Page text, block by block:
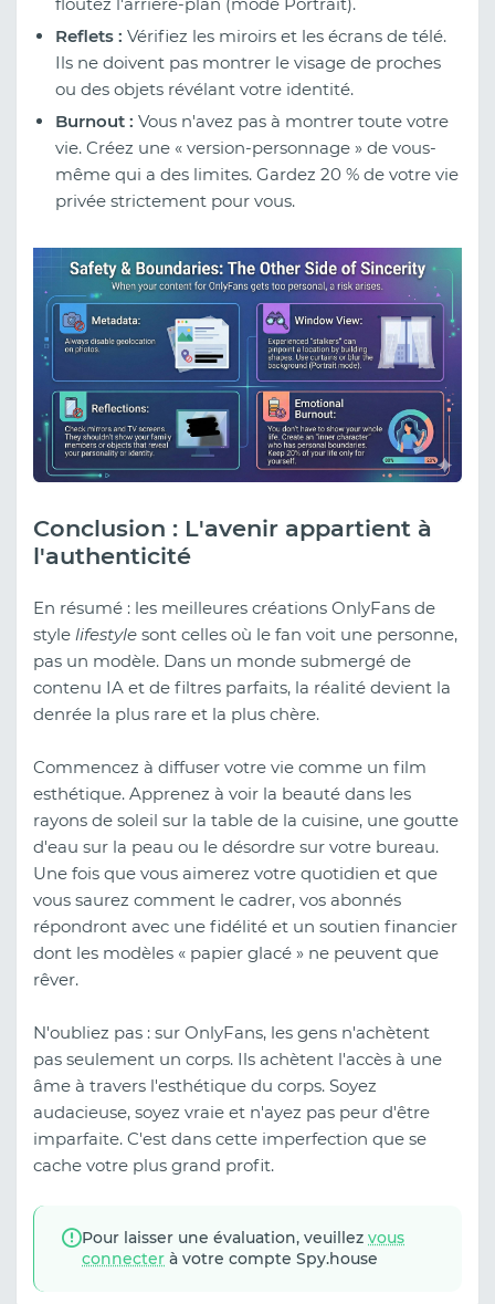
Reflets : Vérifiez les miroirs et les écrans de télé.
Ils ne doivent pas montrer le visage de proches
ou des objets révélant votre identité.
Burnout : Vous n'avez pas à montrer toute votre
vie. Créez une « version-personnage » de vous-
même qui a des limites. Gardez 20 % de votre vie
privée strictement pour vous.
Conclusion : L'avenir appartient à
l'authenticité
En résumé : les meilleures créations OnlyFans de
style lifestyle sont celles où le fan voit une personne,
pas un modèle. Dans un monde submergé de
contenu IA et de filtres parfaits, la réalité devient la
denrée la plus rare et la plus chère.
Commencez à diffuser votre vie comme un film
esthétique. Apprenez à voir la beauté dans les
rayons de soleil sur la table de la cuisine, une goutte
d'eau sur la peau ou le désordre sur votre bureau.
Une fois que vous aimerez votre quotidien et que
vous saurez comment le cadrer, vos abonnés
répondront avec une fidélité et un soutien financier
dont les modèles « papier glacé » ne peuvent que
rêver.
N'oubliez pas : sur OnlyFans, les gens n'achètent
pas seulement un corps. Ils achètent l'accès à une
âme à travers l'esthétique du corps. Soyez
audacieuse, soyez vraie et n'ayez pas peur d'être
imparfaite. C'est dans cette imperfection que se
cache votre plus grand profit.
Pour laisser une évaluation, veuillez vous
connecter à votre compte Spy.house